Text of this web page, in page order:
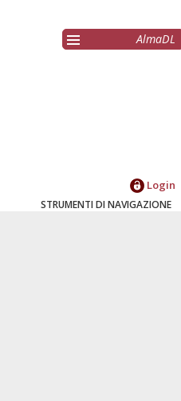
AlmaDL
Login
STRUMENTI DI NAVIGAZIONE